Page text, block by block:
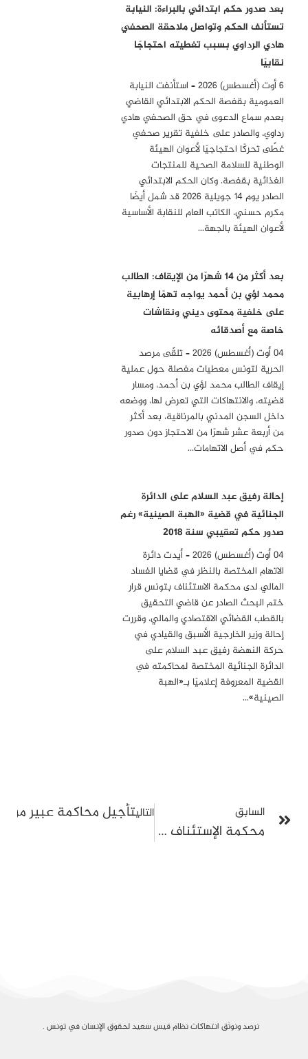
بعد صدور حكم ابتدائي بالبراءة: النيابة
تستأنف الحكم وتواصل ملاحقة الصحفي
هادي الرداوي بسبب تغطيته احتجاجًا
نقابيًا
6 أوت (أغسطس) 2026 – استأنفت النيابة
العمومية بقفصة الحكم الابتدائي القاضي
بعدم سماع الدعوى في حق الصحفي هادي
رداوي، والصادر على خلفية تقرير صحفي
غطّى تحركًا احتجاجيًا لأعوان الهيئة
الوطنية للسلامة الصحية للمنتجات
الغذائية بقفصة. وكان الحكم الابتدائي
الصادر يوم 14 جويلية 2026 قد شمل أيضًا
مكرم حسني، الكاتب العام للنقابة الأساسية
لأعوان الهيئة بالجهة…
بعد أكثر من 14 شهرًا من الإيقاف: الطالب
محمد لؤي بن أحمد يواجه تهمًا إرهابية
على خلفية محتوى ديني ونقاشات
خاصة مع أصدقائه
04 أوت (أغسطس) 2026 – تلقّى مرصد
الحرية لتونس معطيات مفصلة حول عملية
إيقاف الطالب محمد لؤي بن أحمد، ومسار
قضيته، والانتهاكات التي تعرض لها، ووضعه
داخل السجن المدني بالمرناقية، بعد أكثر
من أربعة عشر شهرًا من الاحتجاز دون صدور
حكم في أصل الاتهامات…
إحالة رفيق عبد السلام على الدائرة
الجنائية في قضية «الهبة الصينية» رغم
صدور حكم تعقيبي سنة 2018
04 أوت (أغسطس) 2026 – أيدت دائرة
الاتهام المختصة بالنظر في قضايا الفساد
المالي لدى محكمة الاستئناف بتونس قرار
ختم البحث الصادر عن قاضي التحقيق
بالقطب القضائي الاقتصادي والمالي، وقررت
إحالة وزير الخارجية الأسبق والقيادي في
حركة النهضة رفيق عبد السلام على
الدائرة الجنائية المختصة لمحاكمته في
القضية المعروفة إعلاميًا بـ«الهبة
الصينية»…
السابق
محكمة الإستئناف تحيل سمير جيّاب على الدائرة الجنائية للفساد المالي وتُبقي عليه في حالة إيقاف
التاليتأجيل محاكمة عبير
نرصد ونوثق انتهاكات نظام قيس سعيد لحقوق الإنسان في تونس .